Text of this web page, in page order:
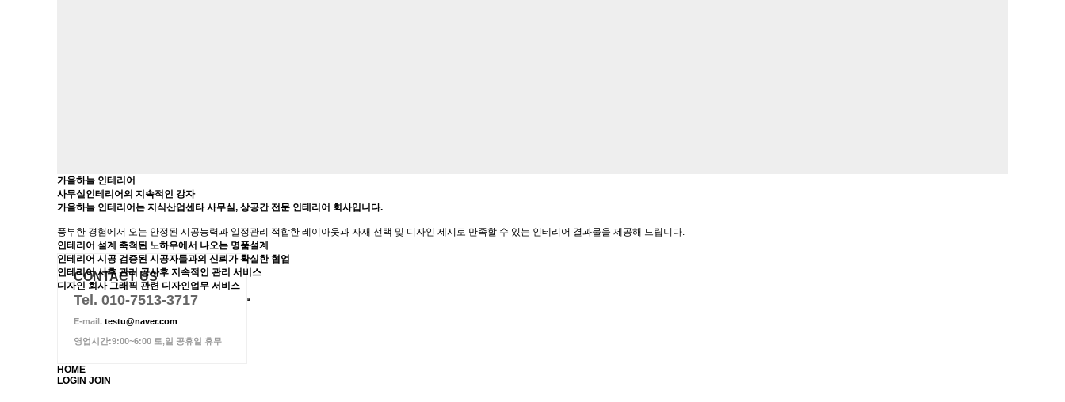
가을하늘 인테리어
사무실인테리어의 지속적인 강자
가을하늘 인테리어는 지식산업센타 사무실, 상공간 전문 인테리어 회사입니다.
풍부한 경험에서 오는 안정된 시공능력과 일정관리 적합한 레이아웃과 자재 선택 및 디자인 제시로 만족할 수 있는 인테리어 결과물을 제공해 드립니다.
인테리어 설계 축척된 노하우에서 나오는 명품설계
인테리어 시공 검증된 시공자들과의 신뢰가 확실한 협업
인테리어 사후 관리 공사후 지속적인 관리 서비스
디자인 회사 그래픽 관련 디자인업무 서비스
CONTACT US
Tel. 010-7513-3717
E-mail. testu@naver.com
영업시간:9:00~6:00 토,일 공휴일 휴무
HOME
LOGIN JOIN